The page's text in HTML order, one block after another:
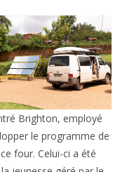
Brighton, employé
le programme de
four. Celui-ci a été